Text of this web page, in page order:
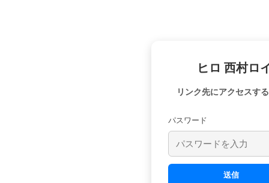
ヒロ 西村ロ
リンク先にアクセスす
パスワード
送信